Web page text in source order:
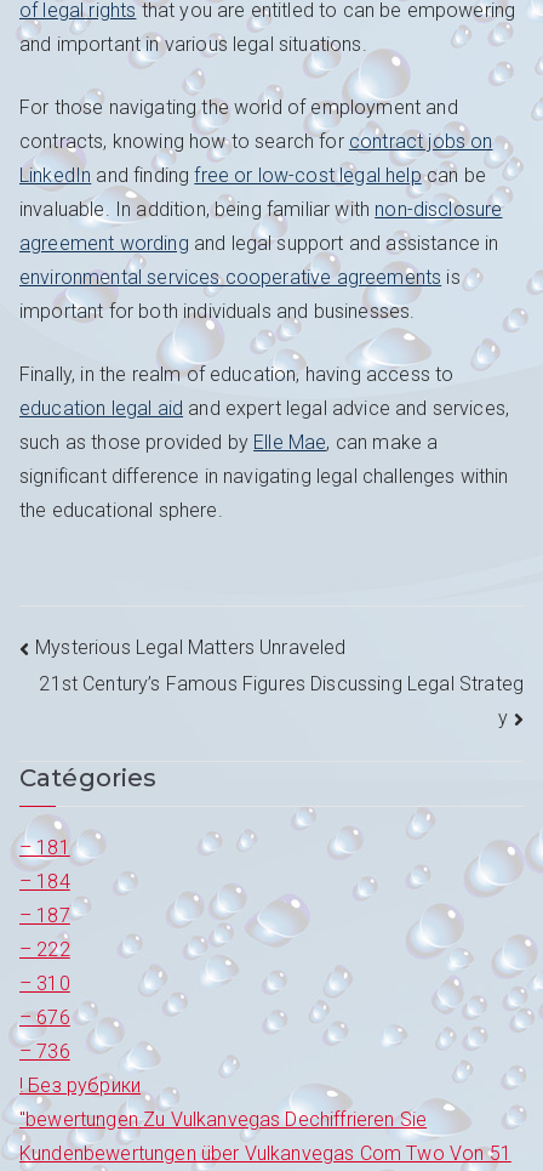
of legal rights that you are entitled to can be empowering
and important in various legal situations.
For those navigating the world of employment and
contracts, knowing how to search for contract jobs on
LinkedIn and findingfree or low-cost legal helpcan be
invaluable. In addition, being familiar with non-disclosure
agreement wording and legal support and assistance in
environmental services cooperative agreements is
important for both individuals and businesses.
Finally, in the realm of education, having access to
education legal aid and expert legal advice and services,
such as those provided by Elle Mae, can make a
significant difference in navigating legal challenges within
the educational sphere.
Navigation
de
Mysterious Legal Matters Unraveled
21st Century’s Famous Figures Discussing Legal Strateg
y
Catégories
– 181
– 184
– 187
– 222
– 310
– 676
– 736
! Без рубрики
"bewertungen Zu Vulkanvegas Dechiffrieren Sie
Kundenbewertungen über Vulkanvegas Com Two Von 51